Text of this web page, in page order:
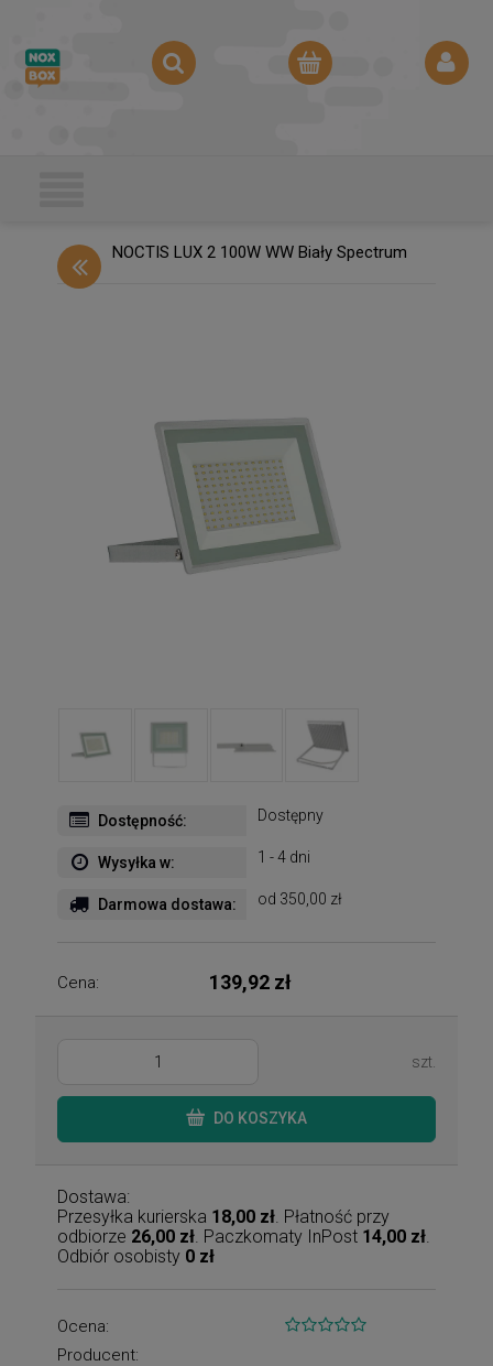
NOCTIS LUX 2 100W WW Biały Spectrum
Dostępność: Dostępny
Wysyłka w: 1 - 4 dni
Darmowa dostawa: od 350,00 zł
Cena: 139,92 zł
szt.
DO KOSZYKA
Dostawa:
Przesyłka kurierska 18,00 zł . Płatność przy
odbiorze 26,00 zł . Paczkomaty InPost 14,00 zł
Odbiór osobisty 0 zł
Ocena:
Producent: